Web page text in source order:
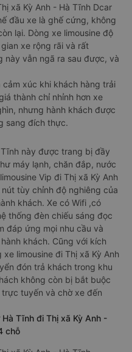
xã Kỳ Anh - Hà Tĩnh Dcar
đầu xe là ghế cứng, không
lại. Dòng xe limousine độ
xe rộng rãi và rất
này vẫn ngã ra sau được, và
xúc khi khách hàng trải
thành chỉ nhỉnh hơn xe
nhưng hành khách được
sang đích thực.
này được trang bị đầy
máy lạnh, chăn đắp, nước
Vip đi Thị xã Kỳ Anh
tùy chỉnh độ nghiêng của
khách. Xe có Wifi ,có
thống đèn chiếu sáng đọc
đáp ứng mọi nhu cầu và
khách. Cũng với kích
limousine đi Thị xã Kỳ Anh
đón trả khách trong khu
không còn bị bắt buộc
tuyến và chờ xe đến
Tĩnh đi Thị xã Kỳ Anh -
chỗ